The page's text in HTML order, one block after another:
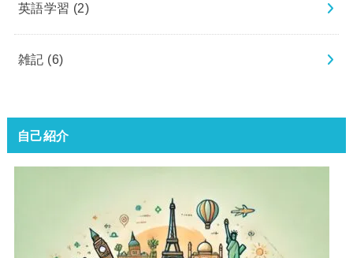
英語学習 (2)
雑記 (6)
自己紹介